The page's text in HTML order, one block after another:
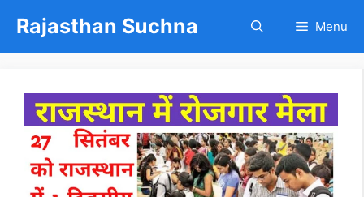
content
Rajasthan Suchna Menu